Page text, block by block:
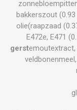
bakkerszout (0.93
olie(raapzaad
E472e, E471
gerstemoutextract,